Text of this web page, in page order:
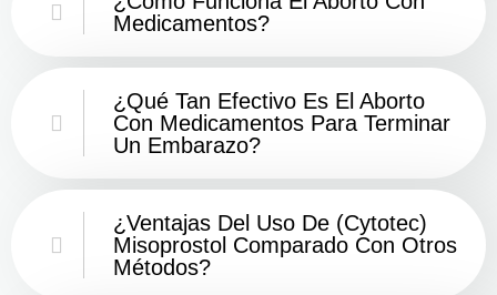
Medicamentos?
¿Qué Tan Efectivo Es El Aborto
Con Medicamentos Para Terminar
Un Embarazo?
¿Ventajas Del Uso De (Cytotec)
Misoprostol Comparado Con Otros
Métodos?